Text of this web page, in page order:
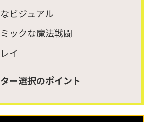
ビジュアル
ックな魔法戦闘
イ
ー選択のポイント